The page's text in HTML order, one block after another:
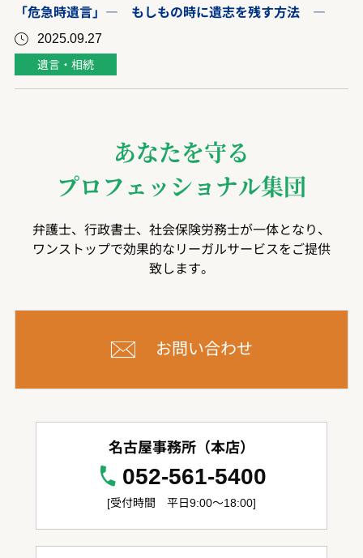
「危急時遺言」― もしもの時に遺志を残す方法 ―
2025.09.27
遺言・相続
あなたを守る
プロフェッショナル集団
弁護士、行政書士、社会保険労務士が一体となり、
ワンストップで効果的なリーガルサービスをご提供
致します。
お問い合わせ
名古屋事務所（本店）
052-561-5400
[受付時間 平日9:00～18:00]